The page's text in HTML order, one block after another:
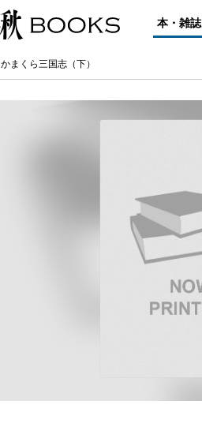
本・雑誌
かまくら三国志（下）